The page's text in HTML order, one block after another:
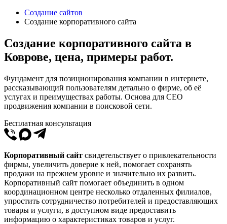
Создание сайтов
Создание корпоративного сайта
Создание корпоративного сайта в
Коврове, цена, примеры работ.
Фундамент для позиционирования компании в интернете,
рассказывающий пользователям детально о фирме, об её
услугах и преимуществах работы. Основа для СЕО
продвижения компании в поисковой сети.
Бесплатная консультация
Корпоративный сайт свидетельствует о привлекательности
фирмы, увеличить доверие к ней, помогает сохранять
продажи на прежнем уровне и значительно их развить.
Корпоративный сайт помогает объединить в одном
координационном центре несколько отдаленных филиалов,
упростить сотрудничество потребителей и предоставляющих
товары и услуги, в доступном виде предоставить
информацию о характеристиках товаров и услуг.